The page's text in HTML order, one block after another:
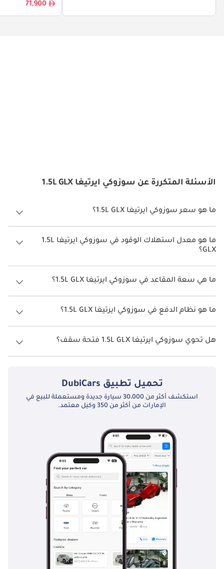
71,900
الأسئلة المتكررة عن سوزوكي ايرتيغا 1.5L GLX
ما هو سعر سوزوكي ايرتيغا 1.5L GLX؟
سعر سوزوكي ايرتيغا 1.5L GLX هو درهم 75,000.
ما هو معدل استهلاك الوقود في سوزوكي ايرتيغا 1.5L
GLX؟
يبلغ معدل استهلاك الوقود المقترح من الشركة المصنعة لسيارة سوزوكي
ايرتيغا 2026 من 16 كم/ليتر.
ما هي سعة المقاعد في سوزوكي ايرتيغا 1.5L GLX؟
تتسع سوزوكي ايرتيغا 1.5L GLX لأ 7 أشخاص.
ما هو نظام الدفع في سوزوكي ايرتيغا 1.5L GLX؟
نظام الدفع في سوزوكي ايرتيغا Front Wheel Drive 1.5L GLX.
هل تحوي سوزوكي ايرتيغا 1.5L GLX فتحة سقف؟
نعم توفر سوزوكي ايرتيغا 1.5L GLX فتحة السقف كخيار.
تحميل تطبيق DubiCars
استكشف أكثر من 30،000 سيارة جديدة ومستعملة للبيع في
الإمارات من أكثر من 350 وكيل معتمد.